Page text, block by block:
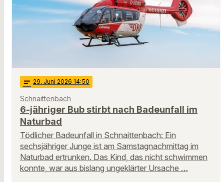
notes 29. Juni 2026 14:50
Schnaittenbach
6-jähriger Bub stirbt nach Badeunfall im
Naturbad
Tödlicher Badeunfall in Schnaittenbach: Ein
sechsjähriger Junge ist am Samstagnachmittag im
Naturbad ertrunken. Das Kind, das nicht schwimmen
konnte, war aus bislang ungeklärter Ursache …